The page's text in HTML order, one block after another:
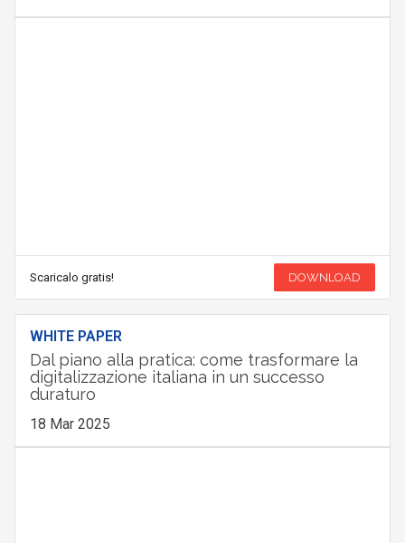
Scaricalo gratis! DOWNLOAD
WHITE PAPER
Dal piano alla pratica: come trasformare la
digitalizzazione italiana in un successo
duraturo
18 Mar 2025